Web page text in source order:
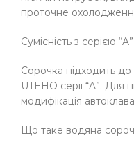
проточне
Сумісність з серією “A”
Сорочка підходить до
UTEHO серії “A”. Для
модифікація
Що таке водяна